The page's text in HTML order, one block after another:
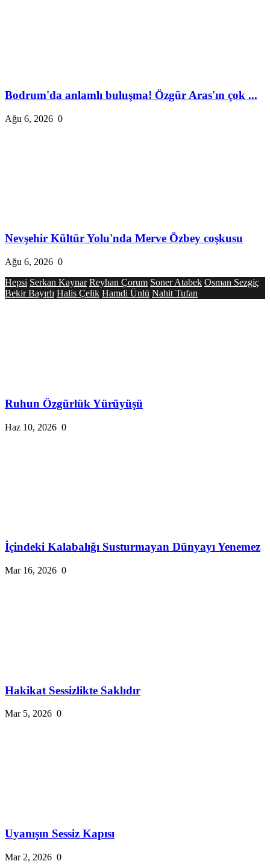
Bodrum'da anlamlı buluşma! Özgür Aras'ın çok ...
Ağu 6, 2026 0
Nevşehir Kültür Yolu'nda Merve Özbey coşkusu
Ağu 6, 2026 0
Hepsi Serkan Kaynar Reyhan Çorum Soner Atabek Osman Sezgiç
Bekir Bayırlı Halis Çelik Hamdi Ünlü Nahit Tufan
Ruhun Özgürlük Yürüyüşü
Haz 10, 2026 0
İçindeki Kalabalığı Susturmayan Dünyayı Yenemez
Mar 16, 2026 0
Hakikat Sessizlikte Saklıdır
Mar 5, 2026 0
Uyanışın Sessiz Kapısı
Mar 2, 2026 0